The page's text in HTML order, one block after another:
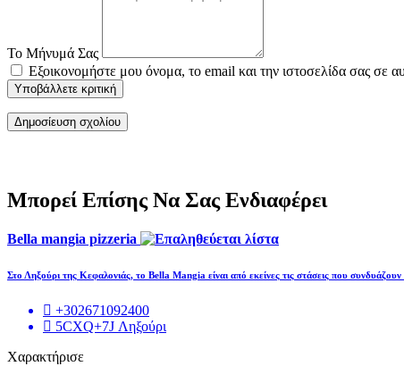
Το Μήνυμά Σας
Εξοικονομήστε μου όνομα, το email και την ιστοσελίδα σας σε
Υποβάλλετε κριτική
Μπορεί Επίσης Να Σας Ενδιαφέρει
Bella mangia pizzeria
Στο Ληξούρι της Κεφαλονιάς, το Bella Mangia είναι από εκείνες τις στάσεις που
+302671092400
5CXQ+7J Ληξούρι
Χαρακτήρισε